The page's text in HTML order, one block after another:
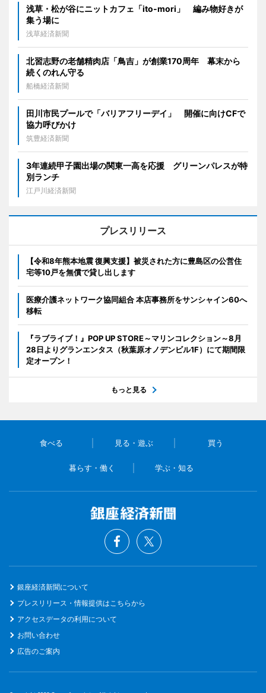
浅草・松が谷にニットカフェ「ito-mori」 編み物好きが
集う場に
浅草経済新聞
北習志野の老舗精肉店「鳥吉」が創業170周年 幕末から
続くのれん守る
船橋経済新聞
田川市民プールで「バリアフリーデイ」 開催に向けCFで
協力呼びかけ
筑豊経済新聞
3年連続甲子園出場の関東一高を応援 グリーンパレスが特
別ランチ
江戸川経済新聞
プレスリリース
【令和8年熊本地震 復興支援】被災された方に豊島区の公営住
宅等10戸を無償で貸し出します
医療介護ネットワーク協同組合 本店事務所をサンシャイン60へ
移転
『ラブライブ！』POP UP STORE～マリンコレクション～8月
28日よりグランエンタス（秋葉原オノデンビル1F）にて期間限
定オープン！
もっと見る
食べる 見る・遊ぶ 買う
暮らす・働く 学ぶ・知る
銀座経済新聞について
プレスリリース・情報提供はこちらから
アクセスデータの利用について
お問い合わせ
広告のご案内